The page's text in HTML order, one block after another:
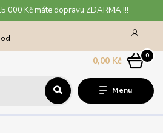
000 Kč máte dopravu ZDARMA !!!
Menu
0
0,00 Kč